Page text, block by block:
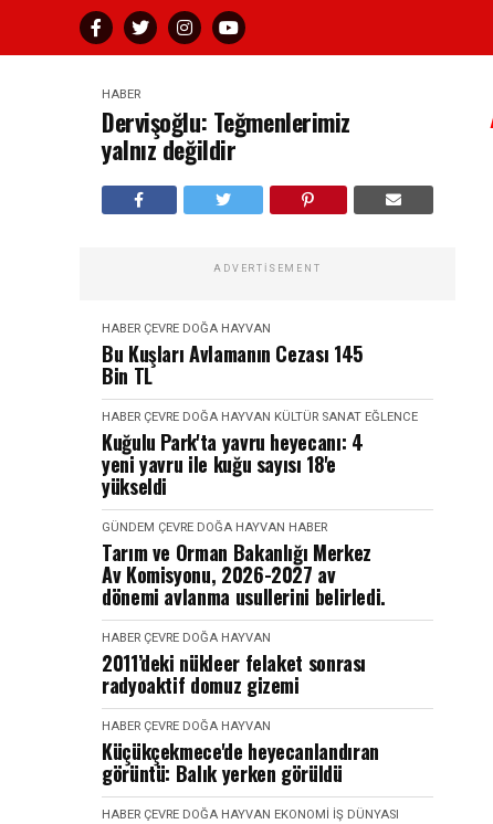
HABER
Dervişoğlu: Teğmenlerimiz
yalnız değildir
ADVERTISEMENT
HABER ÇEVRE DOĞA HAYVAN
Bu Kuşları Avlamanın Cezası 145
Bin TL
HABER ÇEVRE DOĞA HAYVAN KÜLTÜR SANAT EĞLENCE
Kuğulu Park'ta yavru heyecanı: 4
yeni yavru ile kuğu sayısı 18'e
yükseldi
GÜNDEM ÇEVRE DOĞA HAYVAN HABER
Tarım ve Orman Bakanlığı Merkez
Av Komisyonu, 2026-2027 av
dönemi avlanma usullerini belirledi.
HABER ÇEVRE DOĞA HAYVAN
2011’deki nükleer felaket sonrası
radyoaktif domuz gizemi
HABER ÇEVRE DOĞA HAYVAN
Küçükçekmece'de heyecanlandıran
görüntü: Balık yerken görüldü
HABER ÇEVRE DOĞA HAYVAN EKONOMI İŞ DÜNYASI